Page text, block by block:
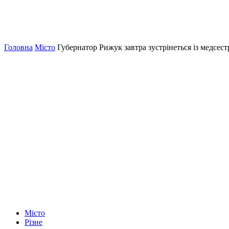
Головна Місто Губернатор Рижук завтра зустрінеться із
Місто
Різне